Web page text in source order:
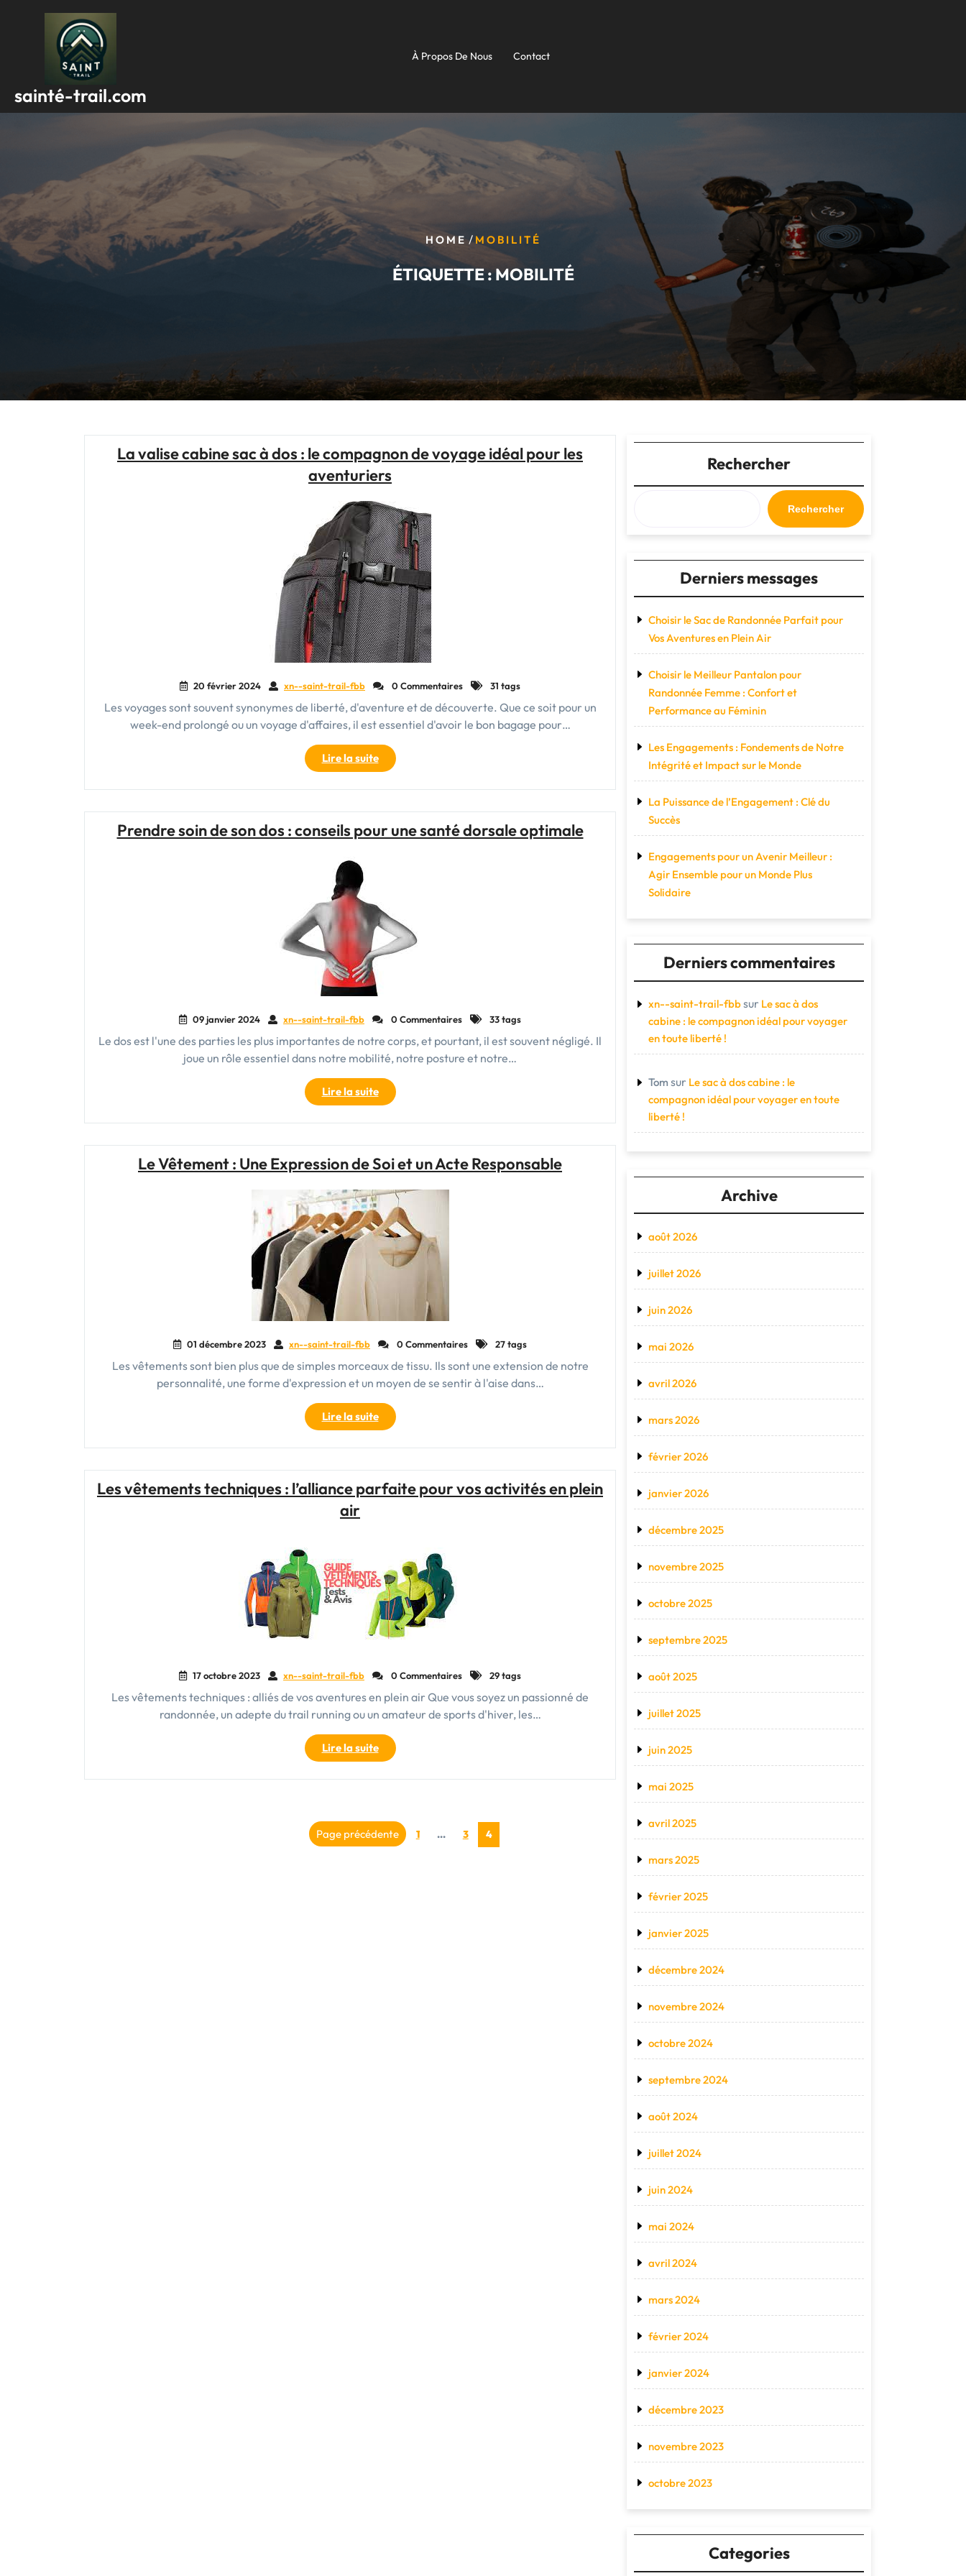
sainté-trail.com
À Propos De Nous Contact
HOME/ MOBILITÉ
ÉTIQUETTE :MOBILITÉ
La valise cabine sac à dos : le compagnon de voyage idéal pour les
aventuriers
20 février 2024 xn--saint-trail-fbb 0 Commentaires 31 tags
Les voyages sont souvent synonymes de liberté, d'aventure et de découverte. Que ce soit pour un
week-end prolongé ou un voyage d'affaires, il est essentiel d'avoir le bon bagage pour…
Lire la suite"La
valise
cabine
dos
voyage
idéal
pour
Prendre soin de son dos : conseils pour une santé dorsale optimale
09 janvier 2024 xn--saint-trail-fbb 0 Commentaires 33 tags
Le dos est l'une des parties les plus importantes de notre corps, et pourtant, il est souvent négligé. Il
joue un rôle essentiel dans notre mobilité, notre posture et notre…
Lire la suite"Prendre
soin
de
:
pour
une
santé
dorsale
optimale"
Le Vêtement : Une Expression de Soi et un Acte Responsable
01 décembre 2023 xn--saint-trail-fbb 0 Commentaires 27 tags
Les vêtements sont bien plus que de simples morceaux de tissu. Ils sont une extension de notre
personnalité, une forme d'expression et un moyen de se sentir à l'aise dans…
Lire la suite"Le
Vêtement
:
de
Responsable"
Les vêtements techniques : l’alliance parfaite pour vos activités en plein
air
17 octobre 2023 xn--saint-trail-fbb 0 Commentaires 29 tags
Les vêtements techniques : alliés de vos aventures en plein air Que vous soyez un passionné de
randonnée, un adepte du trail running ou un amateur de sports d'hiver, les…
Lire la suite"Les
vêtements
techniques
parfaite
pour
Pagination
Page précédente Page
1 … Page
3 Page
4
Rechercher
Rechercher
Derniers messages
Choisir le Sac de Randonnée Parfait pour
Vos Aventures en Plein Air
Choisir le Meilleur Pantalon pour
Randonnée Femme : Confort et
Performance au Féminin
Les Engagements : Fondements de Notre
Intégrité et Impact sur le Monde
La Puissance de l’Engagement : Clé du
Succès
Engagements pour un Avenir Meilleur :
Agir Ensemble pour un Monde Plus
Solidaire
Derniers commentaires
xn--saint-trail-fbbsur Le sac à dos
cabine : le compagnon idéal pour voyager
en toute liberté !
Tom sur Le sac à dos cabine : le
compagnon idéal pour voyager en toute
liberté !
Archive
août 2026
juillet 2026
juin 2026
mai 2026
avril 2026
mars 2026
février 2026
janvier 2026
décembre 2025
novembre 2025
octobre 2025
septembre 2025
août 2025
juillet 2025
juin 2025
mai 2025
avril 2025
mars 2025
février 2025
janvier 2025
décembre 2024
novembre 2024
octobre 2024
septembre 2024
août 2024
juillet 2024
juin 2024
mai 2024
avril 2024
mars 2024
février 2024
janvier 2024
décembre 2023
novembre 2023
octobre 2023
Categories